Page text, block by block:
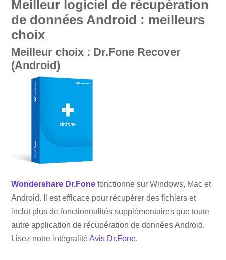
Meilleur logiciel de récupération
de données Android : meilleurs
choix
Meilleur choix : Dr.Fone Recover
(Android)
Wondershare Dr.Fone fonctionne sur Windows, Mac et
Android. Il est efficace pour récupérer des fichiers et
inclut plus de fonctionnalités supplémentaires que toute
autre application de récupération de données Android.
Lisez notre intégralitéAvis Dr.Fone.